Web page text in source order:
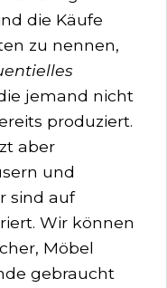
die Käufe
zu nennen,
jemand nicht
produziert.
aber
und
sind auf
Wir können
Möbel
gebraucht